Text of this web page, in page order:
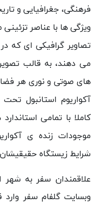
فرهنگی، جغرافیایی و
ویژگی ها با عناصر
تصاویر گرافیکی ای که
می دهند، به قالب
های صوتی و نوری هر
آکواریوم استانبول
کاملا با تمامی
موجودات زنده ی
شرایط زیستگاه
علاقمندان سفر به شهر
وبسایت گلفام سفر